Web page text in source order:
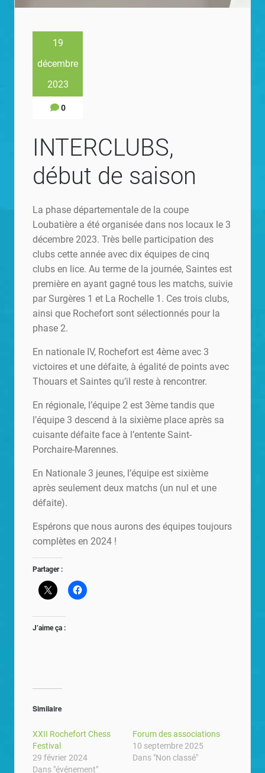
19
décembre
2023
0
INTERCLUBS,
début de saison
La phase départementale de la coupe
Loubatière a été organisée dans nos locaux le 3
décembre 2023. Très belle participation des
clubs cette année avec dix équipes de cinq
clubs en lice. Au terme de la journée, Saintes est
première en ayant gagné tous les matchs, suivie
par Surgères 1 et La Rochelle 1. Ces trois clubs,
ainsi que Rochefort sont sélectionnés pour la
phase 2.
En nationale IV, Rochefort est 4ème avec 3
victoires et une défaite, à égalité de points avec
Thouars et Saintes qu’il reste à rencontrer.
En régionale, l’équipe 2 est 3ème tandis que
l’équipe 3 descend à la sixième place après sa
cuisante défaite face à l’entente Saint-
Porchaire-Marennes.
En Nationale 3 jeunes, l’équipe est sixième
après seulement deux matchs (un nul et une
défaite).
Espérons que nous aurons des équipes toujours
complètes en 2024 !
Partager :
J’aime ça :
Similaire
XXII Rochefort Chess
Festival
29 février 2024
Dans "événement"
Forum des associations
10 septembre 2025
Dans "Non classé"